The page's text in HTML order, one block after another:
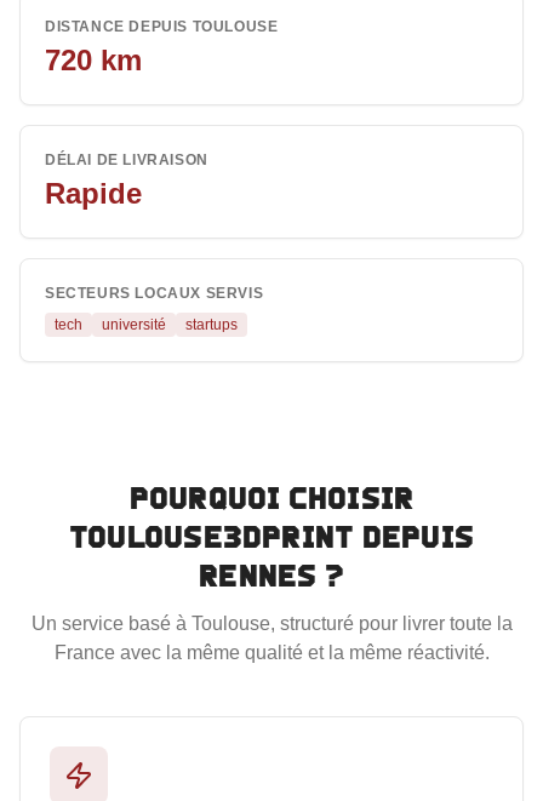
DISTANCE DEPUIS TOULOUSE
720 km
DÉLAI DE LIVRAISON
Rapide
SECTEURS LOCAUX SERVIS
tech
université startups
Pourquoi choisir
Toulouse3DPrint depuis
Rennes ?
Un service basé à Toulouse, structuré pour livrer toute la
France avec la même qualité et la même réactivité.